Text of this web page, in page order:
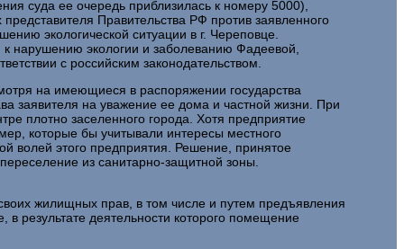
суда ее очередь приблизилась к номеру 5000),
Правительства РФ против заявленного
экологической ситуации в г. Череповце.
к нарушению экологии и заболеванию Фадеевой,
с российским законодательством.
на имеющиеся в распоряжении государства
заявителя на уважение ее дома и частной жизни. При
плотно заселенного города. Хотя предприятие
которые бы учитывали интересы местного
волей этого предприятия. Решение, принятое
из санитарно-защитной зоны.
жилищных прав, в том числе и путем предъявления
результате деятельности которого помещение